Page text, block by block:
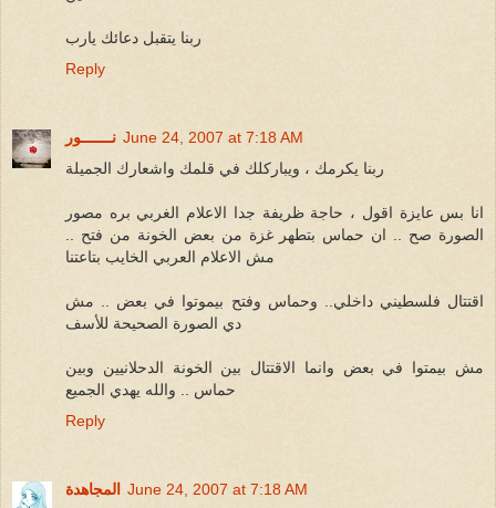
ربنا يتقبل دعائك يارب
Reply
نـــــــور June 24, 2007 at 7:18 AM
ربنا يكرمك ، ويباركلك في قلمك واشعارك الجميلة
انا بس عايزة اقول ، حاجة ظريفة جدا الاعلام الغربي بره مصور
الصورة صح .. ان حماس بتطهر غزة من بعض الخونة من فتح ..
مش الاعلام العربي الخايب بتاعتنا
اقتتال فلسطيني داخلي.. وحماس وفتح بيموتوا في بعض .. مش
دي الصورة الصحيحة للأسف
مش بيمتوا في بعض وانما الاقتتال بين الخونة الدحلانيين وبين
حماس .. والله يهدي الجميع
Reply
المجاهدة
June 24, 2007 at 7:18 AM